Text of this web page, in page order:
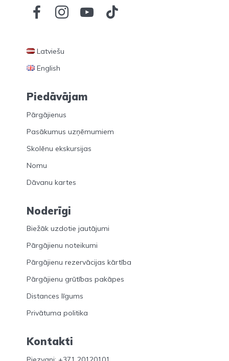
Latviešu
English
Piedāvājam
Pārgājienus
Pasākumus uzņēmumiem
Skolēnu ekskursijas
Nomu
Dāvanu kartes
Noderīgi
Biežāk uzdotie jautājumi
Pārgājienu noteikumi
Pārgājienu rezervācijas kārtība
Pārgājienu grūtības pakāpes
Distances līgums
Privātuma politika
Kontakti